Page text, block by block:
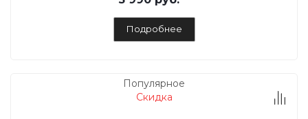
Подробнее
Популярное
Скидка